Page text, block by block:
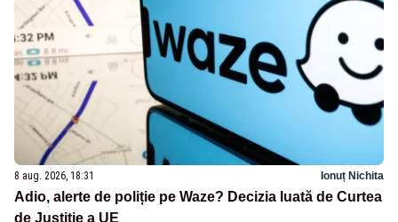
8 aug. 2026, 18:31 Ionuț Nichita
Adio, alerte de poliție pe Waze? Decizia luată de Curtea
de Justiție a UE